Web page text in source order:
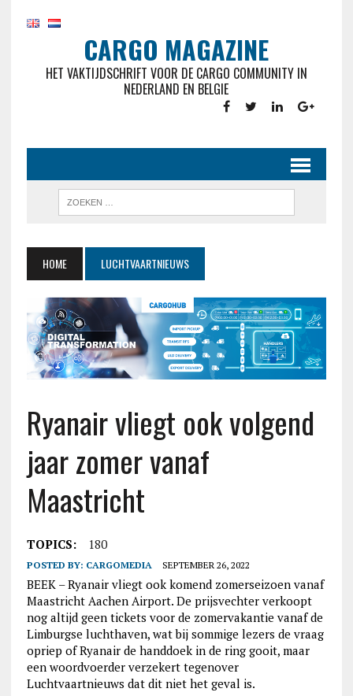
CARGO MAGAZINE
HET VAKTIJDSCHRIFT VOOR DE CARGO COMMUNITY IN
NEDERLAND EN BELGIE
HOME LUCHTVAARTNIEUWS
Ryanair vliegt ook volgend
jaar zomer vanaf
Maastricht
TOPICS: 180
POSTED BY: CARGOMEDIA SEPTEMBER 26, 2022
BEEK – Ryanair vliegt ook komend zomerseizoen vanaf
Maastricht Aachen Airport. De prijsvechter verkoopt
nog altijd geen tickets voor de zomervakantie vanaf de
Limburgse luchthaven, wat bij sommige lezers de vraag
opriep of Ryanair de handdoek in de ring gooit, maar
een woordvoerder verzekert tegenover
Luchtvaartnieuws dat dit niet het geval is.